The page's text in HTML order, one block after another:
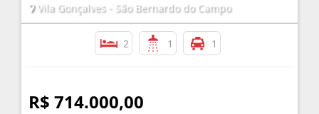
Vila Gonçalves - São Bernardo do Campo
2 1 1
R$ 714.000,00